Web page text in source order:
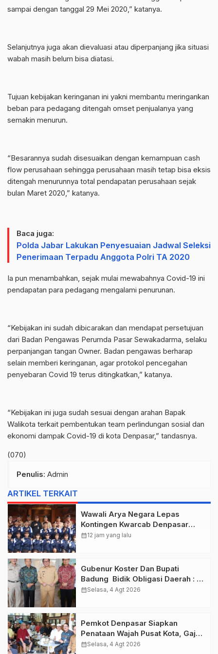
sampai dengan tanggal 29 Mei 2020,” katanya.
Selanjutnya juga akan dievaluasi atau diperpanjang jika situasi
wabah masih belum bisa diatasi.
Tujuan kebijakan keringanan ini yakni membantu meringankan
beban para pedagang ditengah omset penjualanya yang
semakin menurun.
“Besarannya sudah disesuaikan dengan kemampuan cash
flow perusahaan sehingga perusahaan masih tetap bisa eksis
ditengah menurunnya total pendapatan perusahaan sejak
bulan Maret 2020,” katanya.
Baca juga:
Polda Jabar Lakukan Penyesuaian Jadwal Seleksi
Penerimaan Terpadu Anggota Polri TA 2020
Ia pun menambahkan, sejak mulai mewabahnya Covid-19 ini
pendapatan para pedagang mengalami penurunan.
“Kebijakan ini sudah dibicarakan dan mendapat persetujuan
dari Badan Pengawas Perumda Pasar Sewakadarma, selaku
perpanjangan tangan Owner. Badan pengawas berharap
selain memberi keringanan, agar protokol pencegahan
penyebaran Covid 19 terus ditingkatkan,” katanya.
“Kebijakan ini juga sudah sesuai dengan arahan Bapak
Walikota terkait pembentukan team perlindungan sosial dan
ekonomi dampak Covid-19 di kota Denpasar,” tandasnya.
(070)
Penulis: Admin
ARTIKEL TERKAIT
Wawali Arya Negara Lepas
Kontingen Kwarcab Denpasar
Menuju Jambore Nasional XII
calendar_month12 jam yang lalu
Gubenur Koster Dan Bupati
Badung Bidik Obligasi Daerah :
Gaspol Bangun Infrastruktur
calendar_monthSelasa, 4 Agt 2026
Pemkot Denpasar Siapkan
Penataan Wajah Pusat Kota, Gajah
Mada Jadi Salah Satu Kawasan
calendar_monthSelasa, 4 Agt 2026